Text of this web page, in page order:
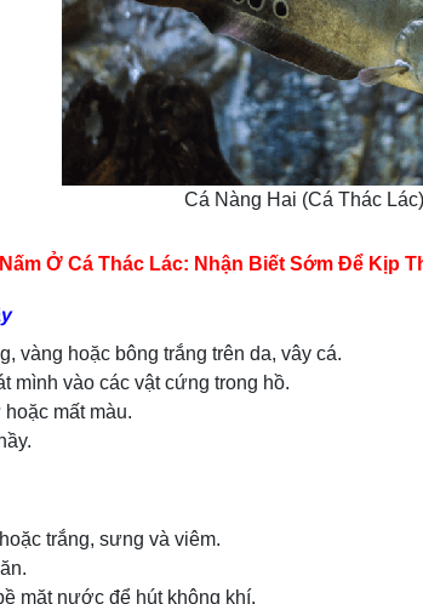
Cá Nàng Hai (Cá Thác Lác)
Ở Cá Thác Lác: Nhận Biết Sớm Để Kịp
vàng hoặc bông trắng trên da, vây cá.
mình vào các vật cứng trong hồ.
mất màu.
trắng, sưng và viêm.
mặt nước để hút không khí.